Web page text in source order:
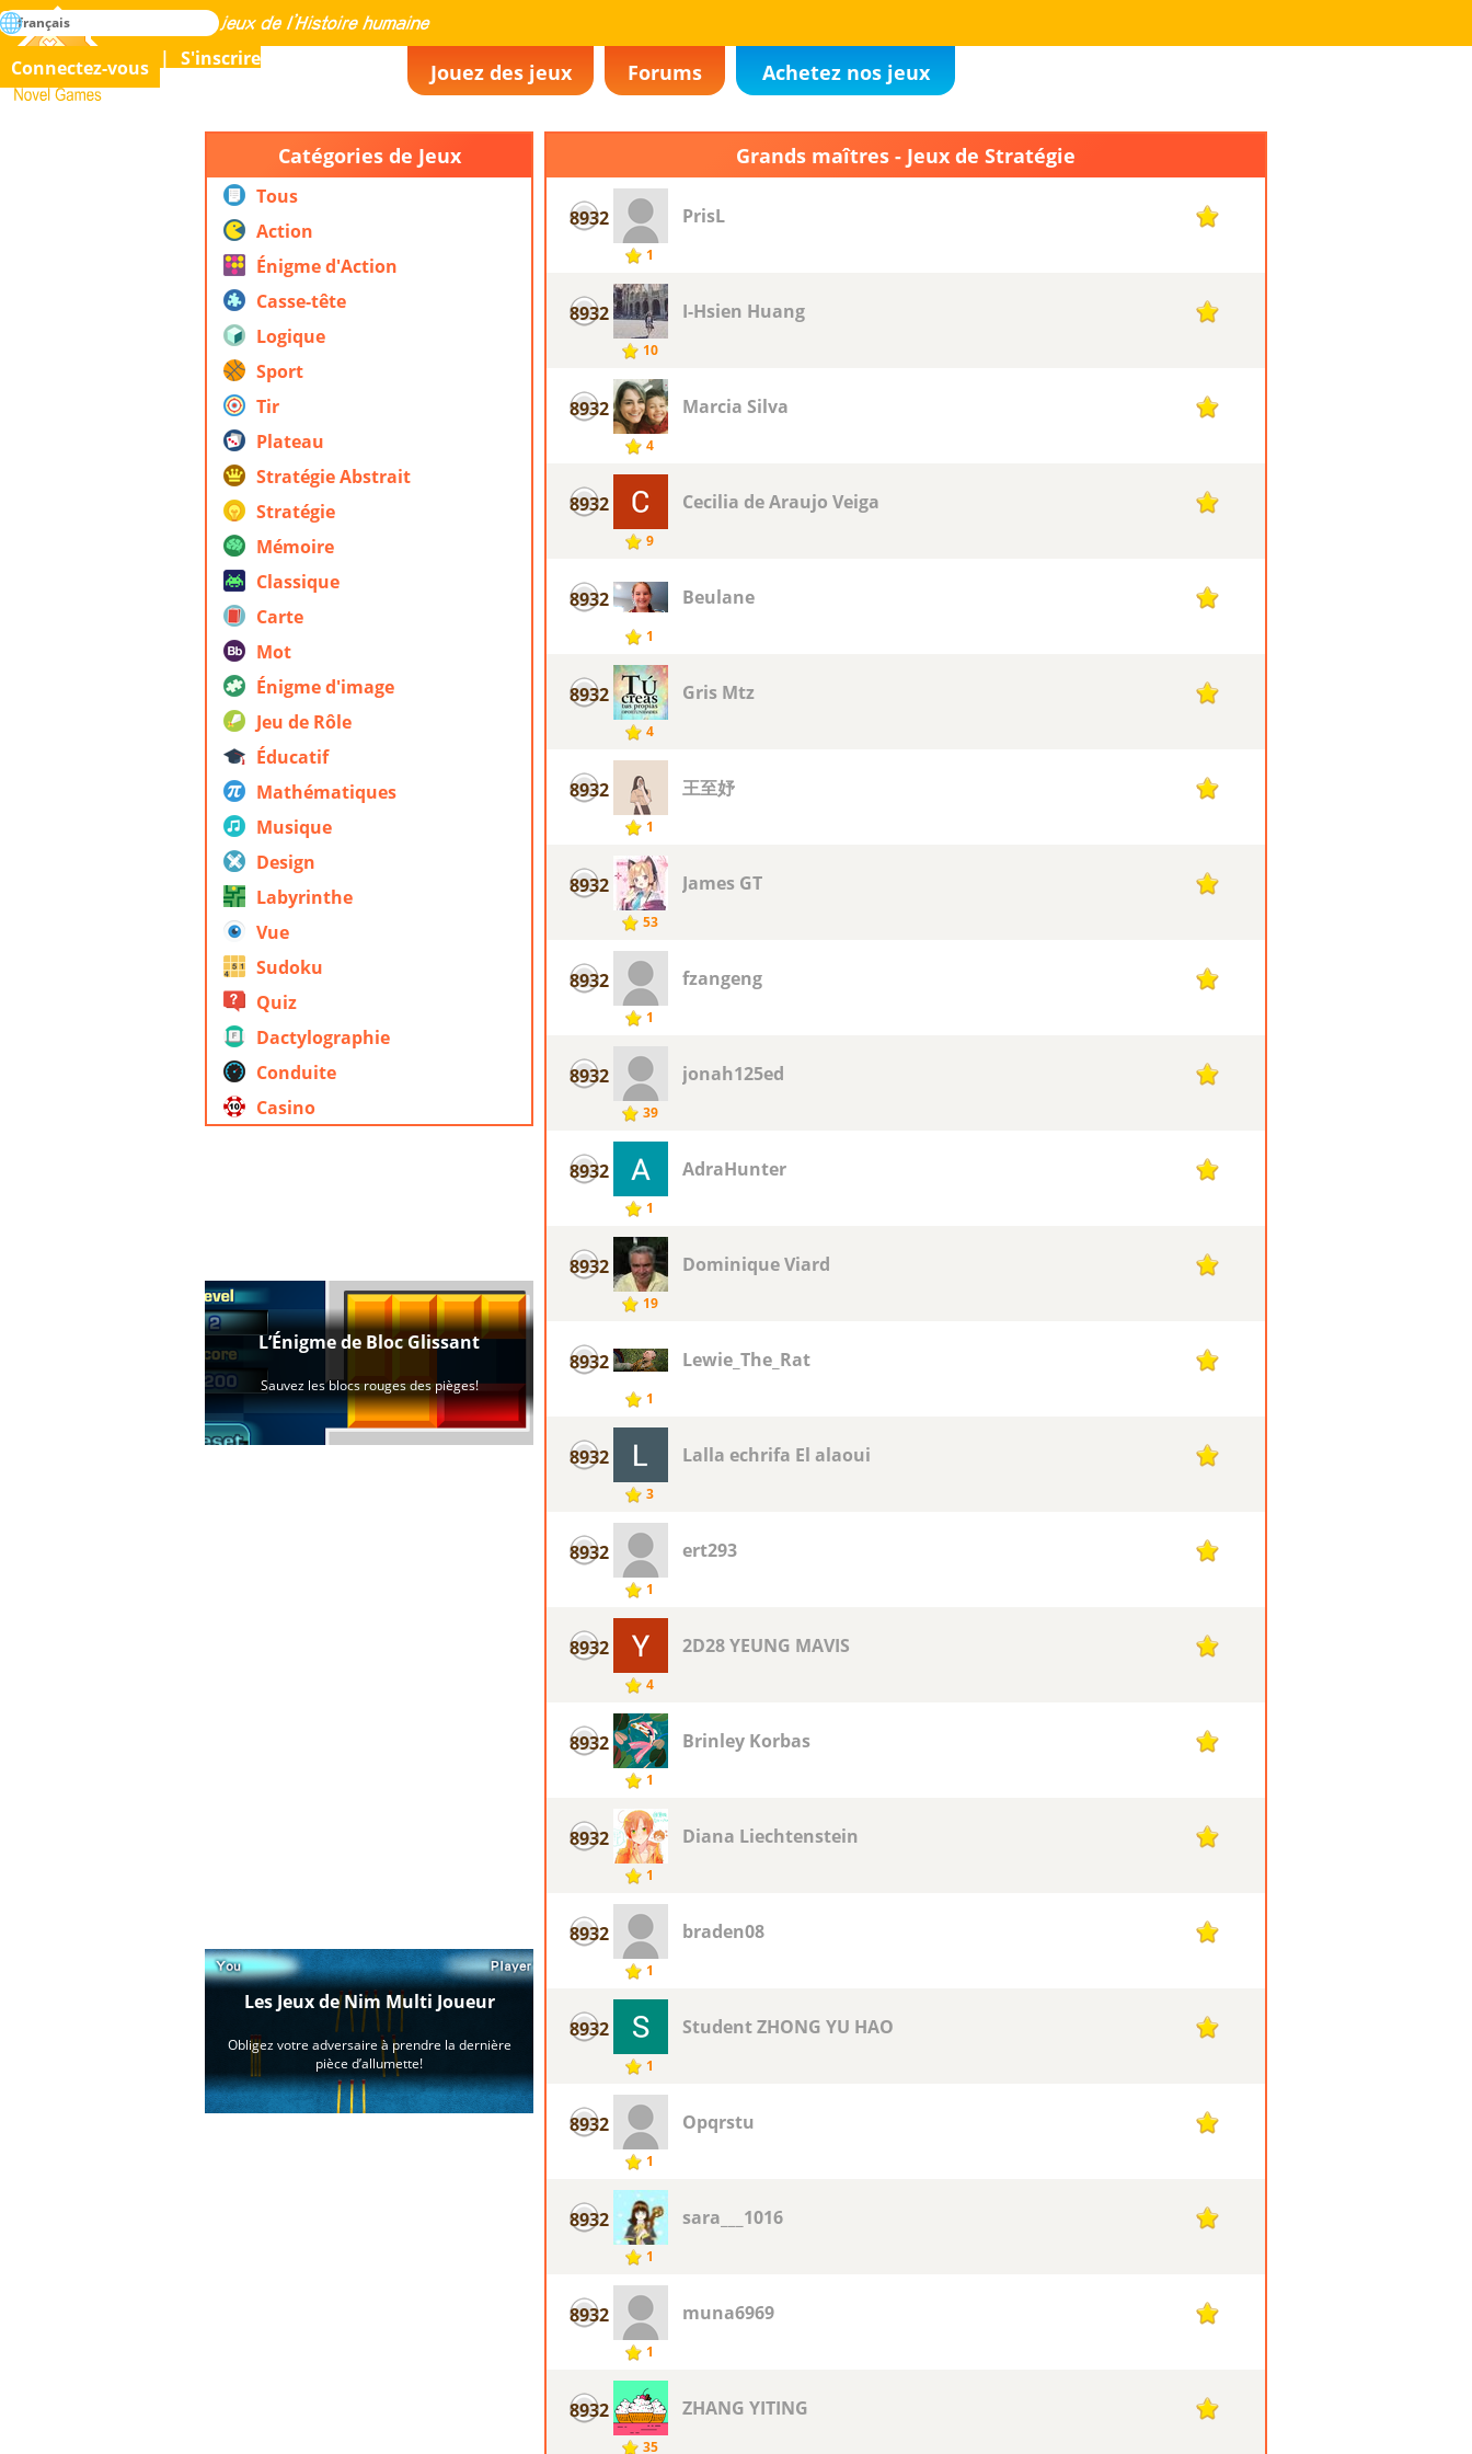
Novel Games
La maîtrise de tous les jeux de l’histoire humaine
rechercher
Jouez des jeux Forums Achetez nos jeux
Connectez-vous S'inscrire
français
Catégories de Jeux
Tous
Action
Énigme d'Action
Casse-tête
Logique
Sport
Tir
Plateau
Stratégie Abstrait
Stratégie
Mémoire
Classique
Carte
Mot
Énigme d'image
Jeu de Rôle
Éducatif
Mathématiques
Musique
Design
Labyrinthe
Vue
Sudoku
Quiz
Dactylographie
Conduite
Casino
Grands maîtres - Jeux de Stratégie
8932
1
PrisL 1
8932
10
I-Hsien Huang 1
8932
4
Marcia Silva 1
8932
9
Cecilia de Araujo Veiga 1
8932
1
Beulane 1
8932
4
Gris Mtz 1
8932
1
王至妤 1
8932
53
James GT 1
8932
1
fzangeng 1
8932
39
jonah125ed 1
8932
1
AdraHunter 1
8932
19
Dominique Viard 1
8932
1
Lewie_The_Rat 1
8932
3
Lalla echrifa El alaoui 1
8932
1
ert293 1
8932
4
2D28 YEUNG MAVIS 1
8932
1
Brinley Korbas 1
8932
1
Diana Liechtenstein 1
8932
1
braden08 1
8932
1
Student ZHONG YU HAO 1
8932
1
Opqrstu 1
8932
1
sara___1016 1
8932
1
muna6969 1
8932
35
ZHANG YITING 1